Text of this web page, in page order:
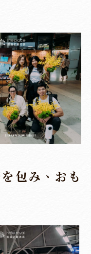
包み、おも